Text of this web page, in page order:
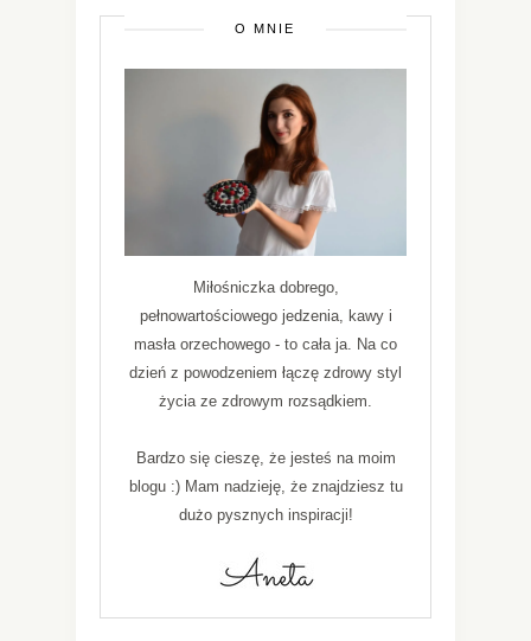
O MNIE
Miłośniczka dobrego,
pełnowartościowego jedzenia, kawy i
masła orzechowego - to cała ja. Na co
dzień z powodzeniem łączę zdrowy styl
życia ze zdrowym rozsądkiem.
Bardzo się cieszę, że jesteś na moim
blogu :) Mam nadzieję, że znajdziesz tu
dużo pysznych inspiracji!